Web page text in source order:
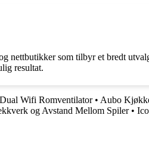
nettbutikker som tilbyr et bredt
resultat.
Wifi Romventilator• Aubo
og Avstand Mellom Spiler•